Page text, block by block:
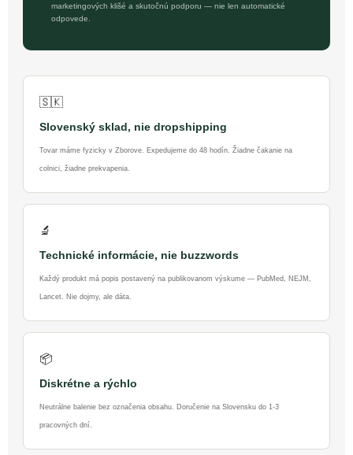
marketingových klišé a skutočnú podporu — nie len automatické
odpovede.
🇸🇰
Slovenský sklad, nie dropshipping
Tovar máme fyzicky v Zborove. Expedujeme do 48 hodín. Žiadne čakanie na
colnici, žiadne prekvapenia.
🔬
Technické informácie, nie buzzwords
Každý produkt má popis postavený na publikovanom výskume — PubMed, NEJM,
Lancet. Nie dojmy, ale dáta.
📦
Diskrétne a rýchlo
Neutrálne balenie bez označenia obsahu. Doručenie na Slovensku do 1-3
pracovných dní.